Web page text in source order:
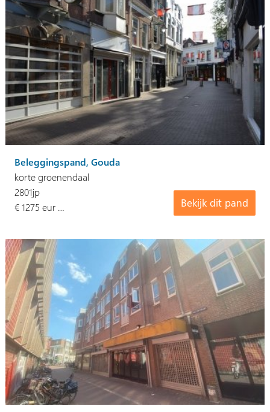
Beleggingspand, Gouda
korte groenendaal
Bekijk dit pand
2801jp
€ 1275 eur …